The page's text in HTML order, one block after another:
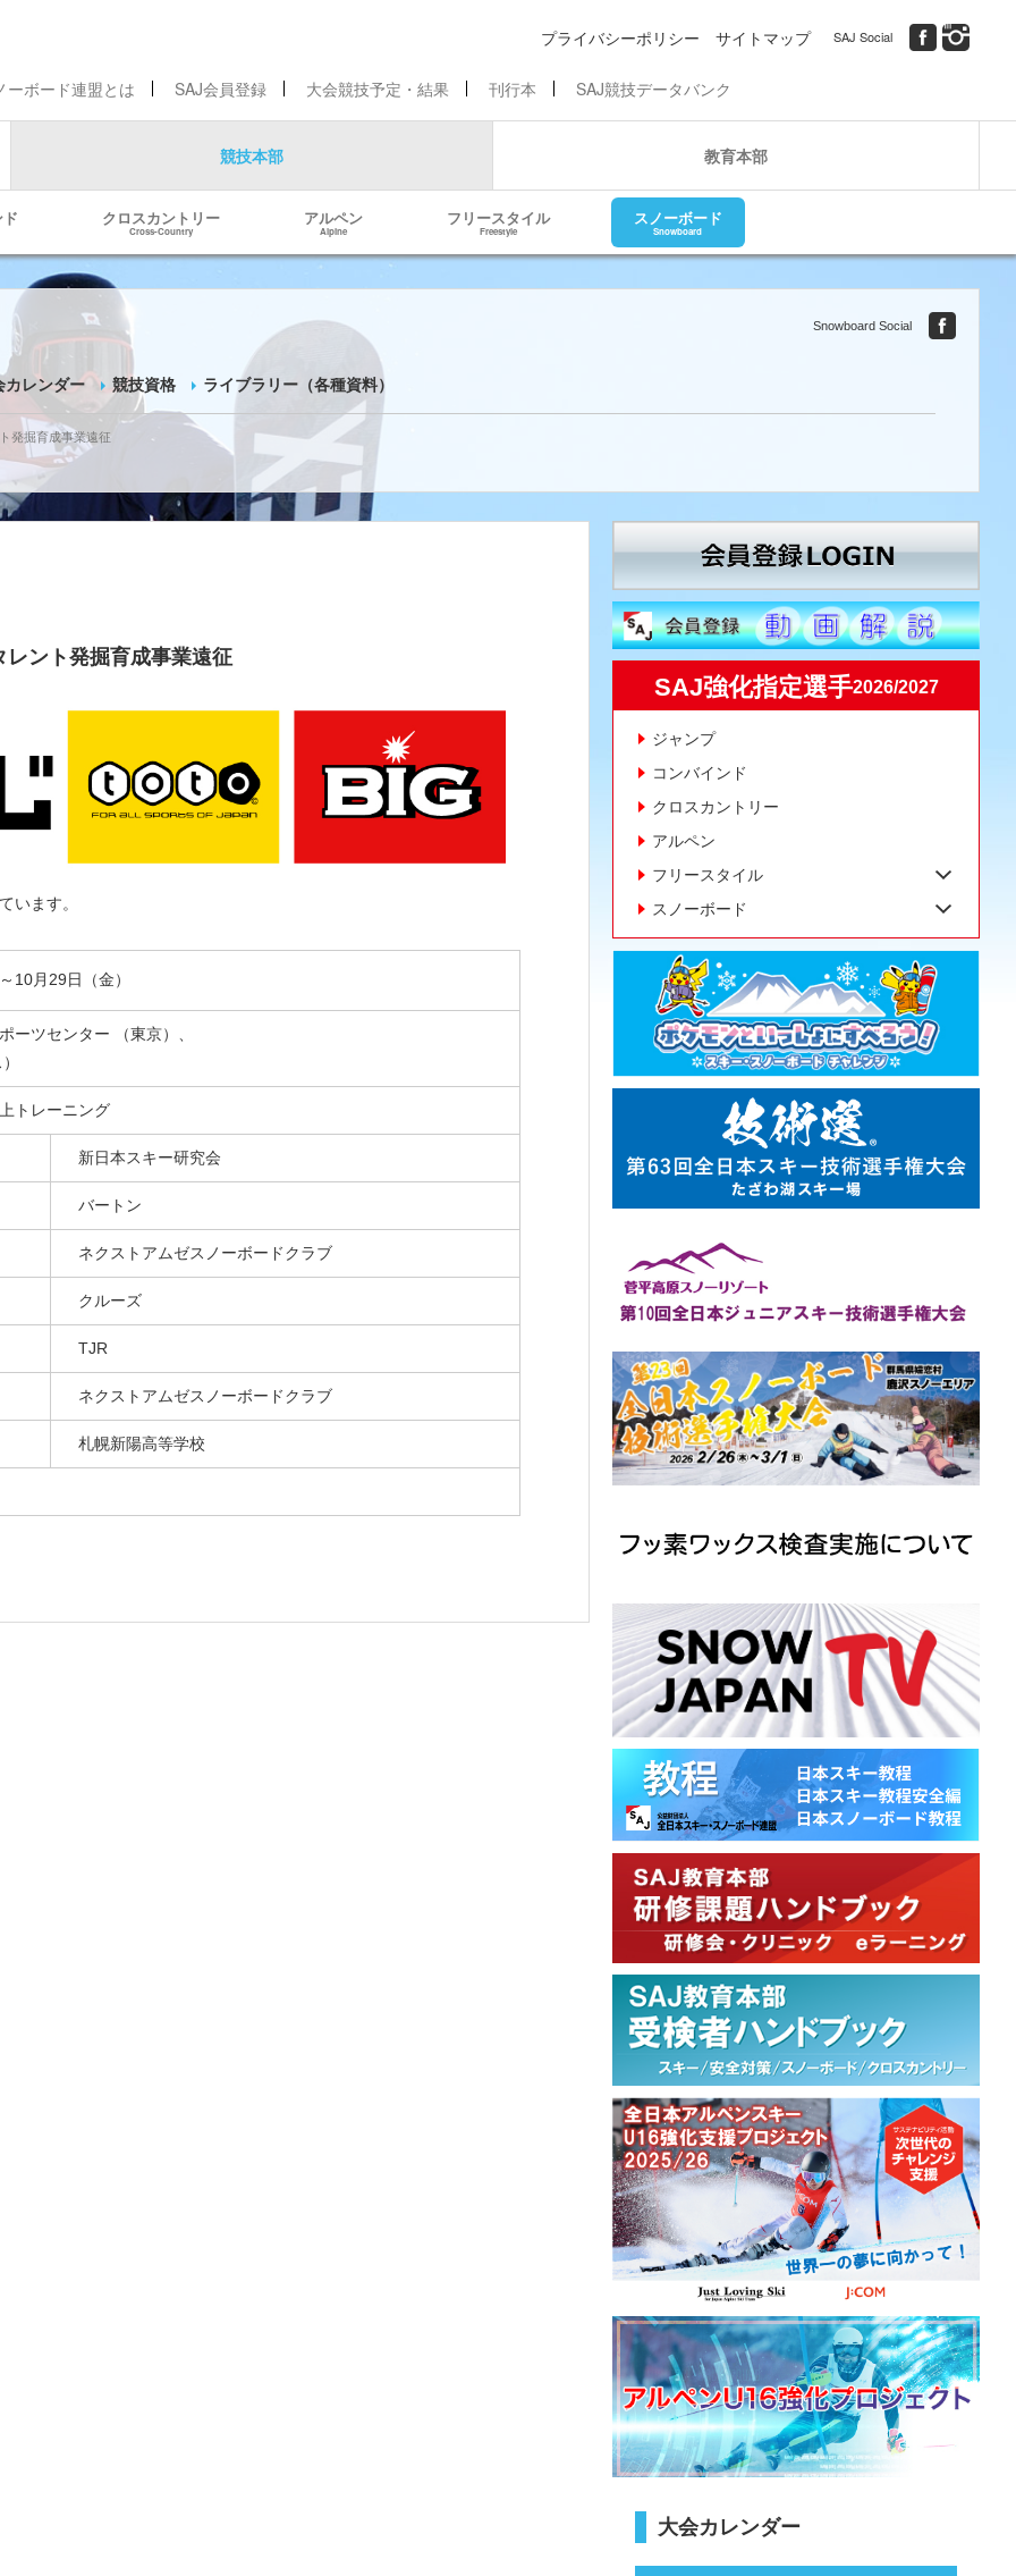
プライバシーポリシー サイトマップ SAJ Social
ーボード連盟とは SAJ会員登録 大会競技予定・結果 刊行本 SAJ競技データバンク
競技本部 教育本部
クロスカントリー
Cross-Country
アルペン
Alpine
フリースタイル
Freestyle
スノーボード
Snowboard
カレンダー 競技資格 ライブラリー（各種資料）
Snowboard Social
発掘育成事業遠征
ント発掘育成事業遠征
います。
10月29日（金）
ーツセンター （東京）、
トレーニング
新日本スキー研究会
バートン
ネクストアムゼスノーボードクラブ
クルーズ
TJR
ネクストアムゼスノーボードクラブ
札幌新陽高等学校
SAJ強化指定選手2026/2027
ジャンプ
コンバインド
クロスカントリー
アルペン
フリースタイル
スノーボード
大会カレンダー